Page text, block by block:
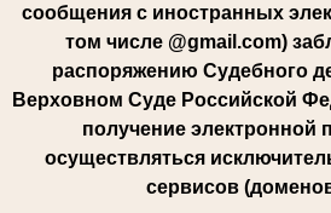
сообщения с иностранных
том числе @gmail.com)
распоряжению Судебного
Верховном Суде Российской
получение электронной
осуществляться
сервисов